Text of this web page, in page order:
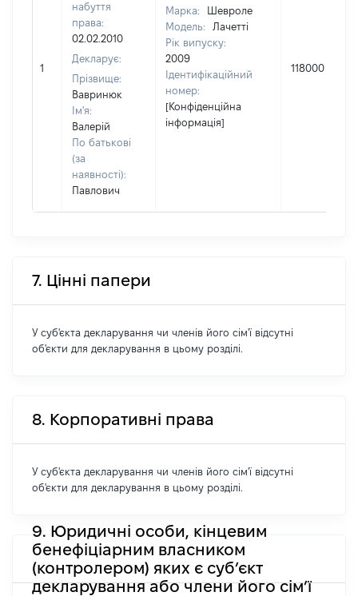
1
набуття
права:
02.02.2010
Декларує:
Прізвище:
Вавринюк
Ім'я:
Валерій
По батькові
(за
наявності):
Павлович
Марка:
Шевроле
Модель:
Лачетті
Рік випуску:
2009
Ідентифікаційний
номер:
[Конфіденційна
інформація]
118000
7. Цінні папери
У суб'єкта декларування чи членів його сім'ї відсутні
об'єкти для декларування в цьому розділі.
8. Корпоративні права
У суб'єкта декларування чи членів його сім'ї відсутні
об'єкти для декларування в цьому розділі.
9. Юридичні особи, кінцевим
бенефіціарним власником
(контролером) яких є суб’єкт
декларування або члени його сім’ї